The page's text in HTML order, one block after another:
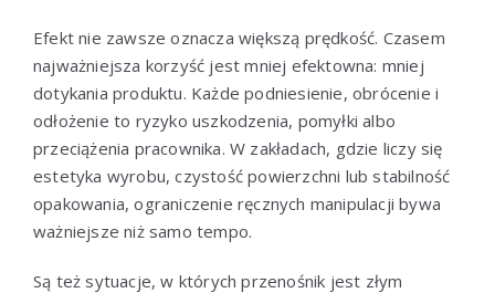
Efekt nie zawsze oznacza większą prędkość. Czasem
najważniejsza korzyść jest mniej efektowna: mniej
dotykania produktu. Każde podniesienie, obrócenie i
odłożenie to ryzyko uszkodzenia, pomyłki albo
przeciążenia pracownika. W zakładach, gdzie liczy się
estetyka wyrobu, czystość powierzchni lub stabilność
opakowania, ograniczenie ręcznych manipulacji bywa
ważniejsze niż samo tempo.
Są też sytuacje, w których przenośnik jest złym